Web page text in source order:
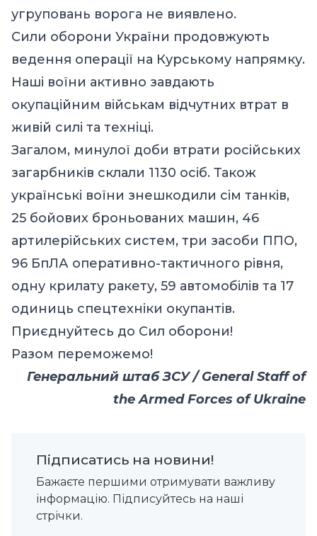
угруповань ворога не виявлено.
Сили оборони України продовжують
ведення операції на Курському напрямку.
Наші воїни активно завдають
окупаційним військам відчутних втрат в
живій силі та техніці.
Загалом, минулої доби втрати російських
загарбників склали 1130 осіб. Також
українські воїни знешкодили сім танків,
25 бойових броньованих машин, 46
артилерійських систем, три засоби ППО,
96 БпЛА оперативно-тактичного рівня,
одну крилату ракету, 59 автомобілів та 17
одиниць спецтехніки окупантів.
Приєднуйтесь до Сил оборони!
Разом переможемо!
Генеральний штаб ЗСУ / General Staff of
the Armed Forces of Ukraine
Підписатись на новини!
Бажаєте першими отримувати важливу
інформацію. Підписуйтесь на наші
стрічки.